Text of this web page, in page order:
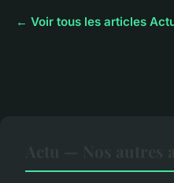
← Voir tous les articles